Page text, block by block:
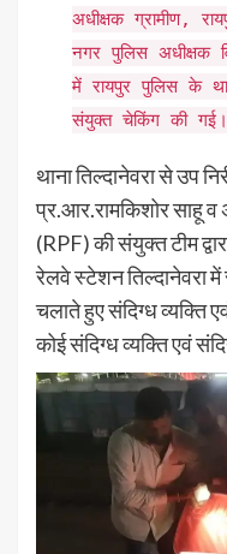
अधीक्षक ग्रामीण,
नगर पुलिस अधीक्षक
में रायपुर पुलिस के
संयुक्त चेकिंग की गई।
थाना तिल्दानेवरा से उप
प्र.आर.रामकिशोर साहू
(RPF) की संयुक्त टीम
रेलवे स्टेशन तिल्दानेवरा
चलाते हुए संदिग्ध व्यक्ति
कोई संदिग्ध व्यक्ति एवं